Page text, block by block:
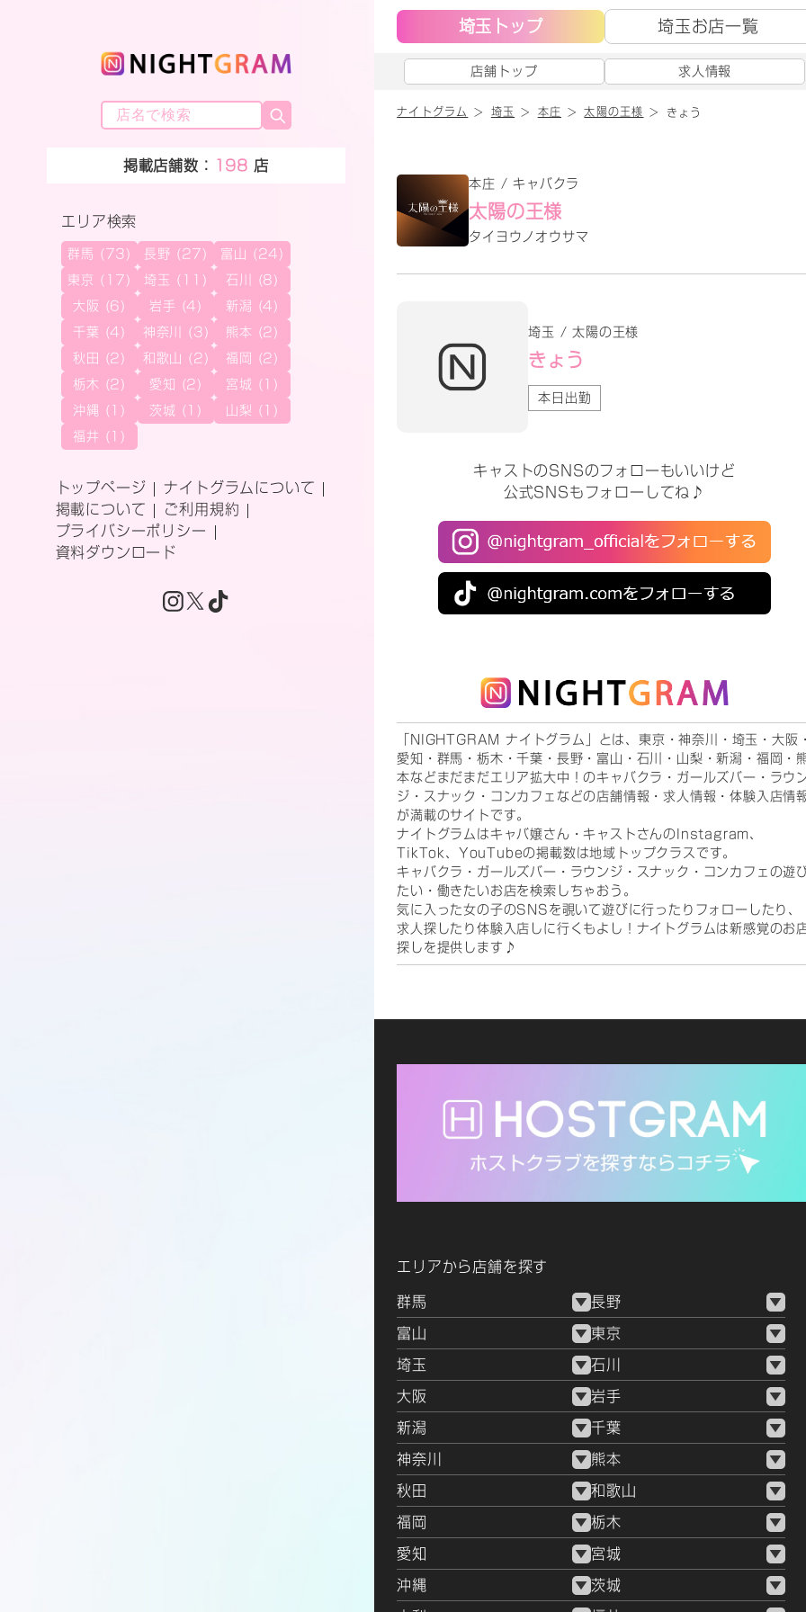
掲載店舗数： 198 店
エリア検索
群馬 (73) 長野 (27) 富山 (24)
東京 (17) 埼玉 (11) 石川 (8)
大阪 (6) 岩手 (4) 新潟 (4)
千葉 (4) 神奈川 (3) 熊本 (2)
秋田 (2) 和歌山 (2) 福岡 (2)
栃木 (2) 愛知 (2) 宮城 (1)
沖縄 (1) 茨城 (1) 山梨 (1)
福井 (1)
トップページ
ナイトグラムについて
掲載について
ご利用規約
プライバシーポリシー
資料ダウンロード
埼玉トップ 埼玉お店一覧
店舗トップ 求人情報
ナイトグラム 埼玉 本庄 太陽の王様 きょう
本庄 / キャバクラ
太陽の王様
タイヨウノオウサマ
埼玉 / 太陽の王様
きょう
本日出勤
キャストのSNSのフォローもいいけど
公式SNSもフォローしてね♪
「NIGHTGRAM ナイトグラム」とは、東京・神奈川・埼玉・大阪
愛知・群馬・栃木・千葉・長野・富山・石川・山梨・新潟・福岡・
本などまだまだエリア拡大中！のキャバクラ・ガールズバー・ラウ
ジ・スナック・コンカフェなどの店舗情報・求人情報・体験入店情
が満載のサイトです。
ナイトグラムはキャバ嬢さん・キャストさんのInstagram、
TikTok、YouTubeの掲載数は地域トップクラスです。
キャバクラ・ガールズバー・ラウンジ・スナック・コンカフェの遊
たい・働きたいお店を検索しちゃおう。
気に入った女の子のSNSを覗いて遊びに行ったりフォローしたり、
求人探したり体験入店しに行くもよし！ナイトグラムは新感覚のお
探しを提供します♪
エリアから店舗を探す
群馬 長野
富山 東京
埼玉 石川
大阪 岩手
新潟 千葉
神奈川 熊本
秋田 和歌山
福岡 栃木
愛知 宮城
沖縄 茨城